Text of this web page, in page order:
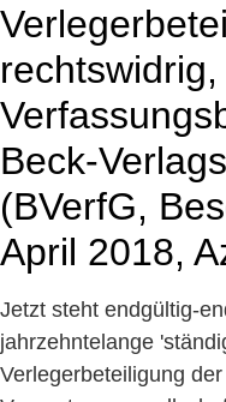
rechtswidrig,
Beck-
(BVerfG,
April 2018,
Jetzt steht endgültig-
jahrzehntelange
Verlegerbeteiligung